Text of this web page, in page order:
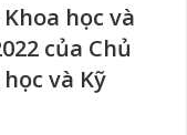
học và
của Chủ
và Kỹ